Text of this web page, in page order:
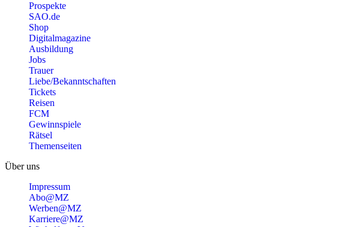
Prospekte
SAO.de
Shop
Digitalmagazine
Ausbildung
Jobs
Trauer
Liebe/Bekanntschaften
Tickets
Reisen
FCM
Gewinnspiele
Rätsel
Themenseiten
Über uns
Impressum
Abo@MZ
Werben@MZ
Karriere@MZ